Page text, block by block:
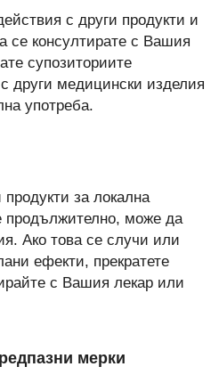
с други продукти и
се консултирате с Вашия
супозиториите
медицински изделия
употреба.
за локална
продължително, може да
Ако това се случи или
ефекти, прекратете
с Вашия лекар или
мерки